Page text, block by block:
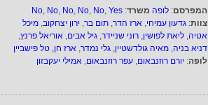
המפרסם: לופה משרד:
No, No, No, No, No, Yes
צוות: גדעון עמיחי, ארז הדר, תום בר, ירון יצחקוב, מיכל
אטיה, ליאת לפושין, רוני שניידר, גיל אבים, אוריאל פרנץ,
דניא בניה, מאיה גולדשטיין, גלי נמדר, ארז חן, טל פישביין
לופה: יורם רוזנבאום, עפר רוזנבאום, אמילי יעקבזון